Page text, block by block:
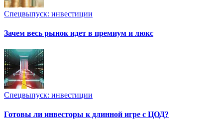
Спецвыпуск: инвестиции
Зачем весь рынок идет в премиум и люкс
Спецвыпуск: инвестиции
Готовы ли инвесторы к длинной игре с ЦОД?